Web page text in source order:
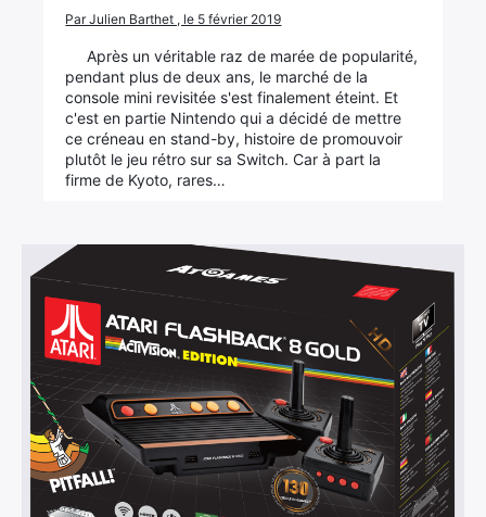
Par Julien Barthet , le 5 février 2019
Après un véritable raz de marée de popularité,
pendant plus de deux ans, le marché de la
console mini revisitée s'est finalement éteint. Et
c'est en partie Nintendo qui a décidé de mettre
ce créneau en stand-by, histoire de promouvoir
plutôt le jeu rétro sur sa Switch. Car à part la
firme de Kyoto, rares…